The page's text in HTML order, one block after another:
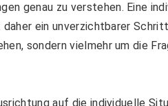
genau zu verstehen. Eine
ein unverzichtbarer
sondern vielmehr um die
auf die individuelle